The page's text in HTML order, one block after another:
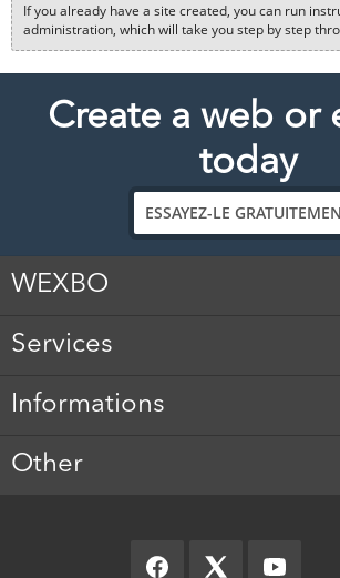
If you already have a site created, you can run
administration, which will take you step by step
Create a web or
today
ESSAYEZ-LE
WEXBO
Services
Informations
Other